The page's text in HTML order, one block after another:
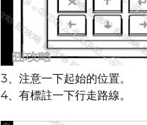
3、注意一下起始的位置。
4、有標註一下行走路線。